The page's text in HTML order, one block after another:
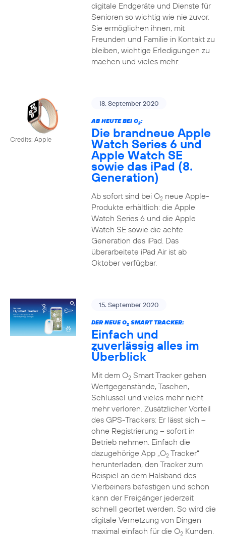
digitale Endgeräte und Dienste für
Senioren so wichtig wie nie zuvor.
Sie ermöglichen ihnen, mit
Freunden und Familie in Kontakt zu
bleiben, wichtige Erledigungen zu
machen und vieles mehr.
Credits: Apple
18. September 2020
AB HEUTE BEI O2:
Die brandneue Apple
Watch Series 6 und
Apple Watch SE
sowie das iPad (8.
Generation)
Ab sofort sind bei O2neue Apple-
Produkte erhältlich: die Apple
Watch Series 6 und die Apple
Watch SE sowie die achte
Generation des iPad. Das
überarbeitete iPad Air ist ab
Oktober verfügbar.
15. September 2020
DER NEUE O2SMART TRACKER:
Einfach und
zuverlässig alles im
Überblick
Mit dem O2Smart Tracker gehen
Wertgegenstände, Taschen,
Schlüssel und vieles mehr nicht
mehr verloren. Zusätzlicher Vorteil
des GPS-Trackers: Er lässt sich –
ohne Registrierung – sofort in
Betrieb nehmen. Einfach die
dazugehörige App „O2Tracker“
herunterladen, den Tracker zum
Beispiel an dem Halsband des
Vierbeiners befestigen und schon
kann der Freigänger jederzeit
schnell geortet werden. So wird die
digitale Vernetzung von Dingen
maximal einfach für die O2Kunden.